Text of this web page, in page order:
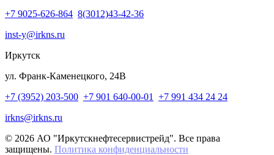
+7 9025-626-864 8(3012)43-42-36
inst-y@irkns.ru
Иркутск
ул. Франк-Каменецкого, 24В
+7 (3952) 203-500 +7 901 640-00-01
+7 991 434 24 24
irkns@irkns.ru
© 2026 АО "Иркутскнефтесервистрейд". Все права
защищены. Политика конфиденциальности